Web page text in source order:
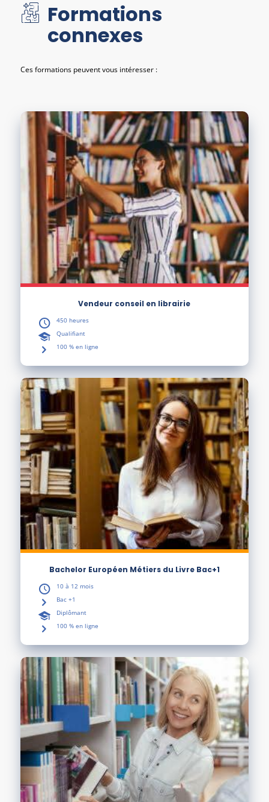
Formations
connexes
Ces formations peuvent vous intéresser :
Vendeur conseil en librairie
450 heures
Qualifiant
100 % en ligne
Bachelor Européen Métiers du Livre Bac+1
10 à 12 mois
Bac +1
Diplômant
100 % en ligne